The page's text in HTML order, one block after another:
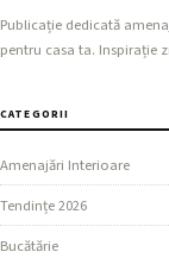
Publicație dedicată
pentru casa ta. Inspirație
CATEGORII
Amenajări Interioare
Tendințe 2026
Bucătărie